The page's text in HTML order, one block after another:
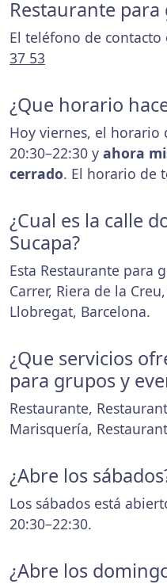
Restaurante
El teléfono de contacto
37 53
¿Que horario
Hoy viernes, el horario
20:30–22:30 y ahora
cerrado. El horario de
¿Cual es la calle
Sucapa?
Esta Restaurante para
Carrer, Riera de la
Llobregat, Barcelona.
¿Que servicios
para grupos y
Restaurante,
Marisquería,
¿Abre los
Los sábados está
20:30–22:30.
¿Abre los